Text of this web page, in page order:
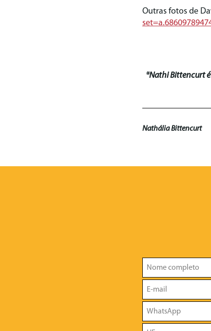
Outras fotos de
*Nathi Bittencurt
Nathália Bittencurt